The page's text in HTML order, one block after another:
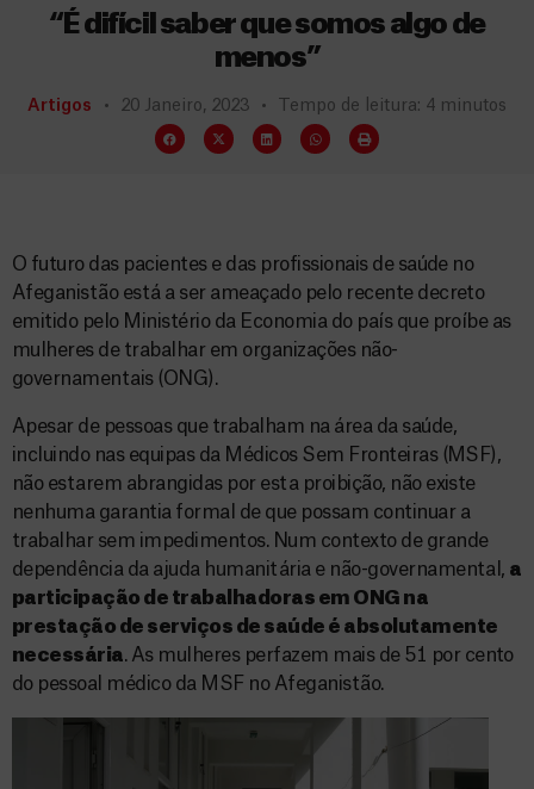
“É difícil saber que somos algo de
menos”
Artigos 20 Janeiro, 2023 Tempo de leitura: 4 minutos
O futuro das pacientes e das profissionais de saúde no
Afeganistão está a ser ameaçado pelo recente decreto
emitido pelo Ministério da Economia do país que proíbe as
mulheres de trabalhar em organizações não-
governamentais (ONG).
Apesar de pessoas que trabalham na área da saúde,
incluindo nas equipas da Médicos Sem Fronteiras (MSF),
não estarem abrangidas por esta proibição, não existe
nenhuma garantia formal de que possam continuar a
trabalhar sem impedimentos. Num contexto de grande
dependência da ajuda humanitária e não-governamental, a
participação de trabalhadoras em ONG na
prestação de serviços de saúde é absolutamente
necessária. As mulheres perfazem mais de 51 por cento
do pessoal médico da MSF no Afeganistão.